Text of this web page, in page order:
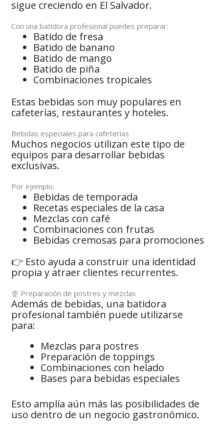
sigue creciendo en El Salvador.
Con una batidora profesional puedes preparar:
Batido de fresa
Batido de banano
Batido de mango
Batido de piña
Combinaciones tropicales
Estas bebidas son muy populares en
cafeterías, restaurantes y hoteles.
Bebidas especiales para cafeterías
Muchos negocios utilizan este tipo de
equipos para desarrollar bebidas
exclusivas.
Por ejemplo:
Bebidas de temporada
Recetas especiales de la casa
Mezclas con café
Combinaciones con frutas
Bebidas cremosas para promociones
👉 Esto ayuda a construir una identidad
propia y atraer clientes recurrentes.
🍨 Preparación de postres y mezclas
Además de bebidas, una batidora
profesional también puede utilizarse
para:
Mezclas para postres
Preparación de toppings
Combinaciones con helado
Bases para bebidas especiales
Esto amplía aún más las posibilidades de
uso dentro de un negocio gastronómico.